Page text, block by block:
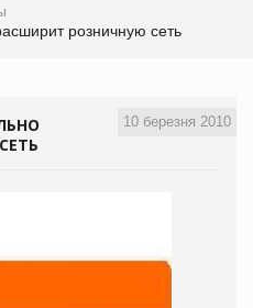
розничную сеть
10 березня 2010